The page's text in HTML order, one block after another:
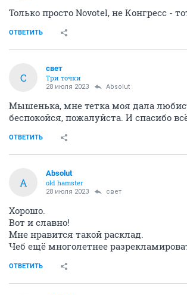
Только просто Novotel, не Конгресс -
ОТВЕТИТЬ
С
свет
Три точки
28 июля 2023 Absolut
Мышенька, мне тетка моя дала
беспокойся, пожалуйста. И спасибо
ОТВЕТИТЬ
A
Absolut
old hamster
28 июля 2023 свет
Хорошо.
Вот и славно!
Мне нравится такой расклад.
Чеб ещё многолетнее
ОТВЕТИТЬ